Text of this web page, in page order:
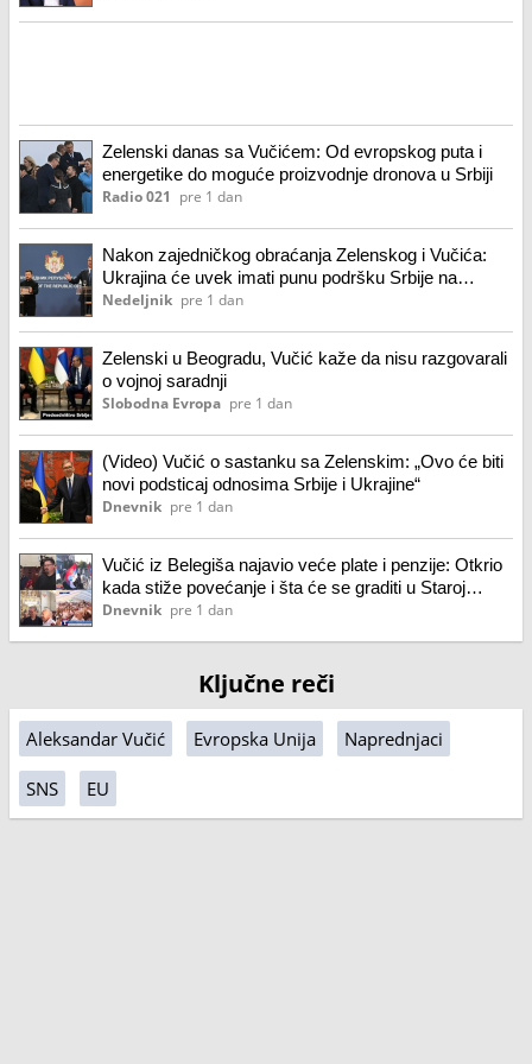
Zelenski danas sa Vučićem: Od evropskog puta i
energetike do moguće proizvodnje dronova u Srbiji
Radio 021 pre 1 dan
Nakon zajedničkog obraćanja Zelenskog i Vučića:
Ukrajina će uvek imati punu podršku Srbije na
njenom evropskom putu, nismo razgovarali o vojnoj
Nedeljnik pre 1 dan
Zelenski u Beogradu, Vučić kaže da nisu razgovarali
o vojnoj saradnji
Slobodna Evropa pre 1 dan
(Video) Vučić o sastanku sa Zelenskim: „Ovo će biti
novi podsticaj odnosima Srbije i Ukrajine“
Dnevnik pre 1 dan
Vučić iz Belegiša najavio veće plate i penzije: Otkrio
kada stiže povećanje i šta će se graditi u Staroj
Pazovi
Dnevnik pre 1 dan
Ključne reči
Aleksandar Vučić Evropska Unija Naprednjaci
SNS EU